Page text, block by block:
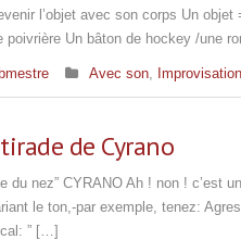
l’objet avec son corps Un
poivrière Un bâton de hockey /une
Avec son,
de Cyrano
du nez” CYRANO Ah ! non !
le ton,-par exemple, tenez:
” […]